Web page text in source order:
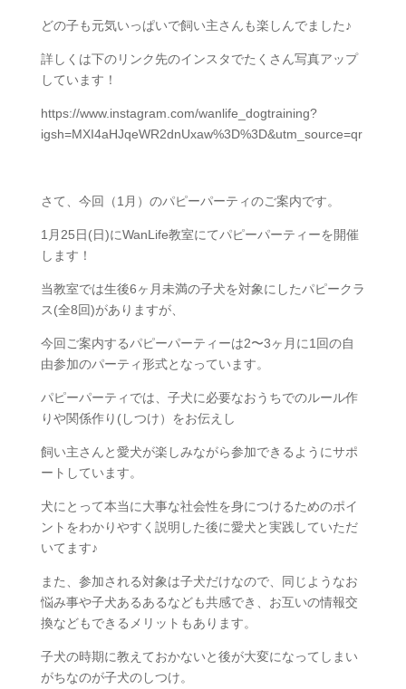
どの子も元気いっぱいで飼い主さんも楽しんでました♪
詳しくは下のリンク先のインスタでたくさん写真アップ
しています！
https://www.instagram.com/wanlife_dogtraining?
igsh=MXI4aHJqeWR2dnUxaw%3D%3D&utm_source=qr
さて、今回（1月）のパピーパーティのご案内です。
1月25日(日)にWanLife教室にてパピーパーティーを開催
します！
当教室では生後6ヶ月未満の子犬を対象にしたパピークラ
ス(全8回)がありますが、
今回ご案内するパピーパーティーは2〜3ヶ月に1回の自
由参加のパーティ形式となっています。
パピーパーティでは、子犬に必要なおうちでのルール作
りや関係作り(しつけ）をお伝えし
飼い主さんと愛犬が楽しみながら参加できるようにサポ
ートしています。
犬にとって本当に大事な社会性を身につけるためのポイ
ントをわかりやすく説明した後に愛犬と実践していただ
いてます♪
また、参加される対象は子犬だけなので、同じようなお
悩み事や子犬あるあるなども共感でき、お互いの情報交
換などもできるメリットもあります。
子犬の時期に教えておかないと後が大変になってしまい
がちなのが子犬のしつけ。